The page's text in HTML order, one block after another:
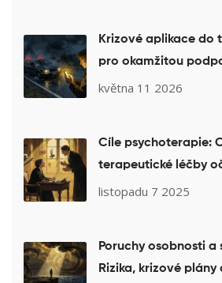
Krizové aplikace do
pro okamžitou
května 11 2026
Cíle psychoterapie:
terapeutické léčby
listopadu 7 2025
Poruchy osobnosti
Rizika, krizové